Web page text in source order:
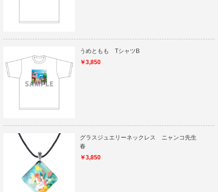
うめともも TシャツB
￥3,850
グラスジュエリーネックレス ニャンコ先生
春
￥3,850